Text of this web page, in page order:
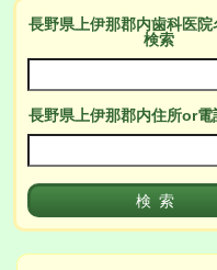
長野県上伊那郡内歯科医院
検索
長野県上伊那郡内住所or電